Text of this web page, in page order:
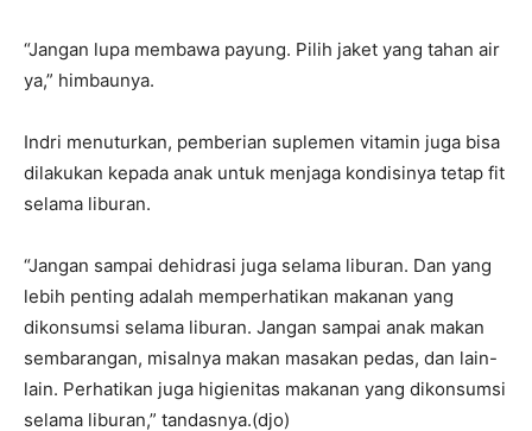
“Jangan lupa membawa payung. Pilih jaket yang tahan air
ya,” himbaunya.
Indri menuturkan, pemberian suplemen vitamin juga bisa
dilakukan kepada anak untuk menjaga kondisinya tetap fit
selama liburan.
“Jangan sampai dehidrasi juga selama liburan. Dan yang
lebih penting adalah memperhatikan makanan yang
dikonsumsi selama liburan. Jangan sampai anak makan
sembarangan, misalnya makan masakan pedas, dan lain-
lain. Perhatikan juga higienitas makanan yang dikonsumsi
selama liburan,” tandasnya.(djo)